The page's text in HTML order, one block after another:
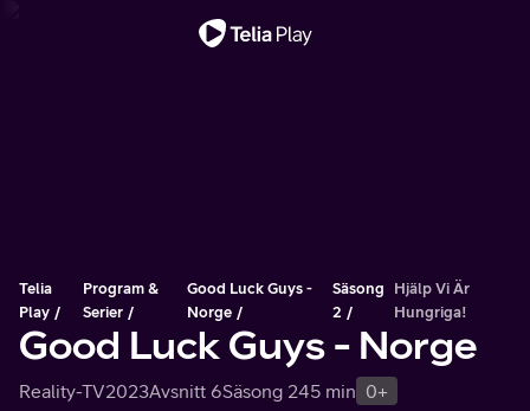
Telia
Play
Program &
Serier
Good Luck Guys -
Norge
Säsong
2
Hjälp Vi Är
Hungriga!
Good Luck Guys - Norge
Reality-TV2023Avsnitt 6Säsong 245 min 0+